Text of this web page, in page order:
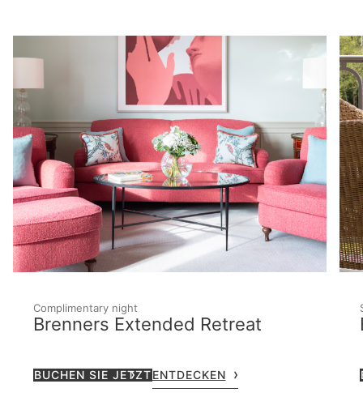
Complimentary night
Brenners Extended Retreat
BUCHEN SIE JETZTENTDECKEN